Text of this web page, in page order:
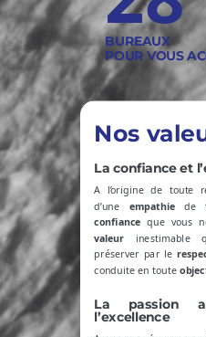
BUREAUX
POUR VOUS
Nos
La confiance et
A l’origine de toute
d’une empathiede
confianceque vous
valeurinestimable
préserver par le
conduite en toute
La passion
l’excellence